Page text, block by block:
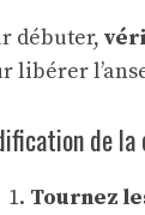
débuter,
libérer
de la
Tournez